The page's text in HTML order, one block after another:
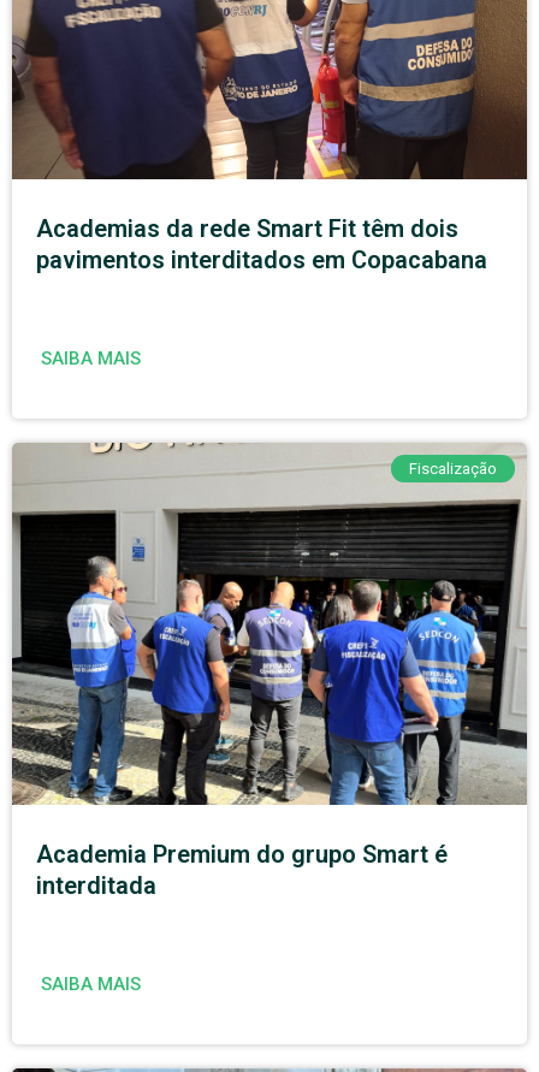
Academias da rede Smart Fit têm dois
pavimentos interditados em Copacabana
SAIBA MAIS
Fiscalização
Academia Premium do grupo Smart é
interditada
SAIBA MAIS